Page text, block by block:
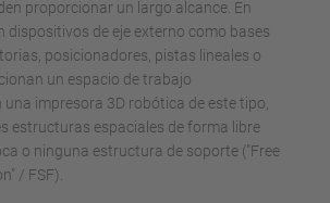
proporcionar un largo alcance. En
dispositivos de eje externo como bases
posicionadores, pistas lineales o
un espacio de trabajo
una impresora 3D robótica de este tipo,
estructuras espaciales de forma libre
o ninguna estructura de soporte ("Free
/ FSF).